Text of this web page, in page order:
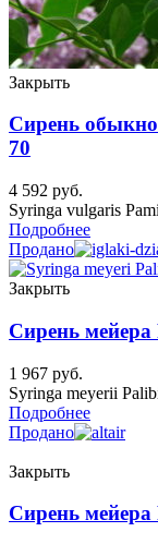
Закрыть
Сирень
70
4 592 руб.
Syringa vulgaris
Подробнее
Продано
Закрыть
Сирень
1 967 руб.
Syringa meyerii
Подробнее
Продано
Закрыть
Сирень